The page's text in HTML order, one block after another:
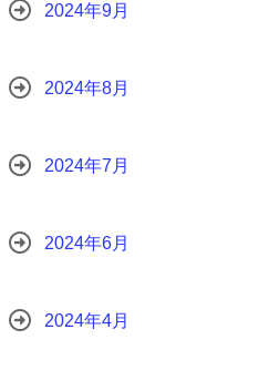
2024年9月
2024年8月
2024年7月
2024年6月
2024年4月